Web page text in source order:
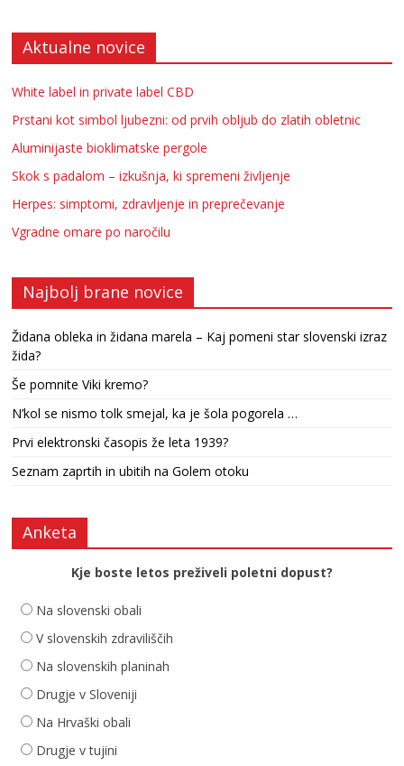
Aktualne novice
White label in private label CBD
Prstani kot simbol ljubezni: od prvih obljub do zlatih obletnic
Aluminijaste bioklimatske pergole
Skok s padalom – izkušnja, ki spremeni življenje
Herpes: simptomi, zdravljenje in preprečevanje
Vgradne omare po naročilu
Najbolj brane novice
Židana obleka in židana marela – Kaj pomeni star slovenski izraz
žida?
Še pomnite Viki kremo?
N’kol se nismo tolk smejal, ka je šola pogorela …
Prvi elektronski časopis že leta 1939?
Seznam zaprtih in ubitih na Golem otoku
Anketa
Kje boste letos preživeli poletni dopust?
Na slovenski obali
V slovenskih zdraviliščih
Na slovenskih planinah
Drugje v Sloveniji
Na Hrvaški obali
Drugje v tujini